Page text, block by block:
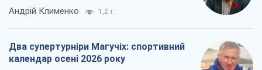
Андрій Клименко 1,2 т.
Два супертурніри Магучіх: спортивний
календар осені 2026 року